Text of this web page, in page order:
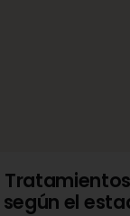
según el